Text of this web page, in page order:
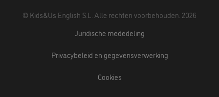
© Kids&Us English S.L. Alle rechten voorbehouden. 2026
Juridische mededeling
Privacybeleid en gegevensverwerking
Cookies